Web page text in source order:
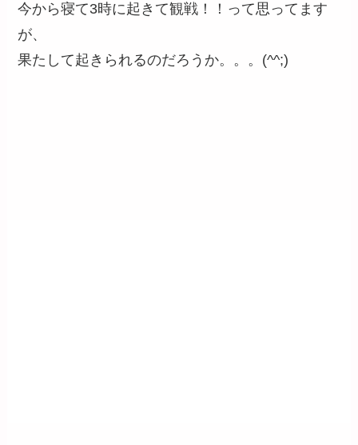
今から寝て3時に起きて観戦！！って思ってます
が、
果たして起きられるのだろうか。。。(^^;)